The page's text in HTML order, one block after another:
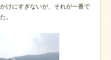
けにすぎないが、それが一番で
。